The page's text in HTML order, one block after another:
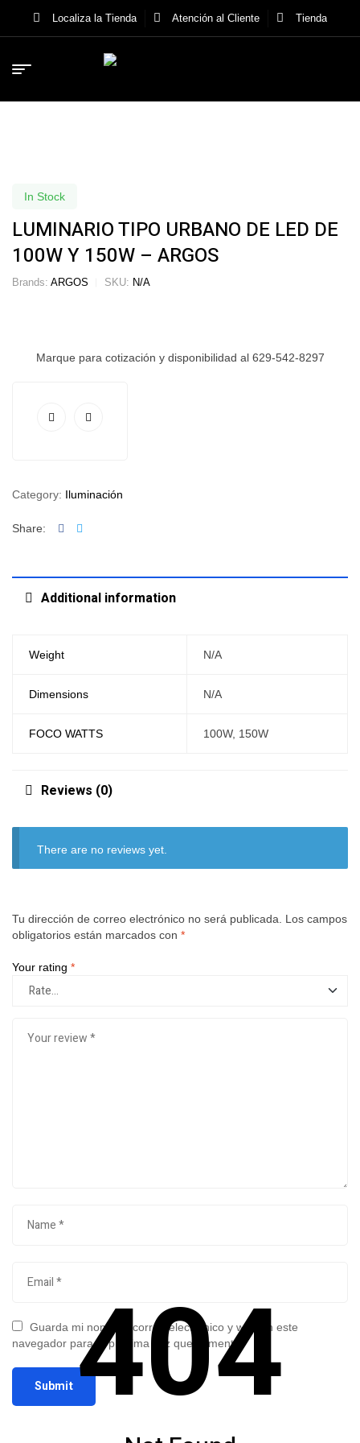
Localiza la Tienda Atención al Cliente Tienda
In Stock
LUMINARIO TIPO URBANO DE LED DE
100W Y 150W – ARGOS
Brands: ARGOS SKU: N/A
Marque para cotización y disponibilidad al 629-542-8297
Category: Iluminación
Share: Facebook
Additional information
Weight N/A
Dimensions N/A
FOCO WATTS 100W, 150W
Reviews (0)
There are no reviews yet.
Tu dirección de correo electrónico no será publicada.
Los campos
obligatorios están marcados con *
Your rating *
Guarda mi nombre, correo electrónico y web en este
navegador para la próxima vez que comente.
404